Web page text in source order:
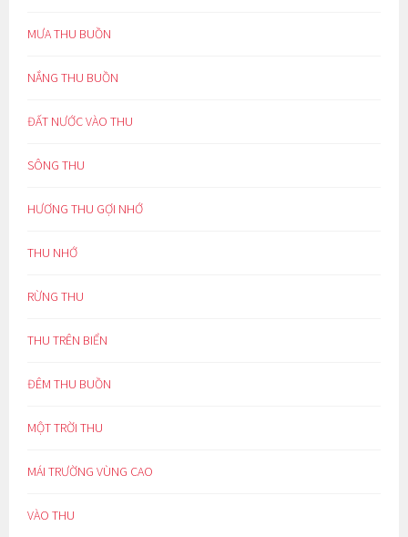
MƯA THU BUỒN
NẮNG THU BUỒN
ĐẤT NƯỚC VÀO THU
SÔNG THU
HƯƠNG THU GỢI NHỚ
THU NHỚ
RỪNG THU
THU TRÊN BIỂN
ĐÊM THU BUỒN
MỘT TRỜI THU
MÁI TRƯỜNG VÙNG CAO
VÀO THU